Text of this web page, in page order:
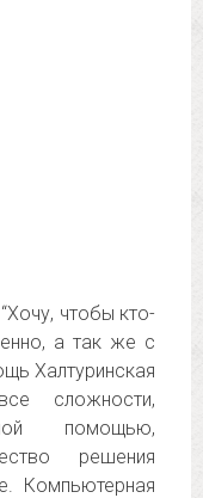
чтобы кто-
а так же с
Халтуринская
сложности,
помощью,
решения
Компьютерная